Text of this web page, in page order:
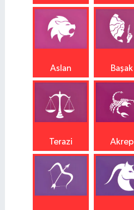
Aslan Başak
Terazi Akrep